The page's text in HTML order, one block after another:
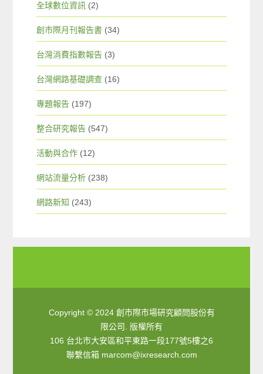
全球數位資訊 (2)
創市際月刊報告書 (34)
台灣消費指數報告 (3)
台灣網路基礎調查 (16)
專題報告 (197)
整合研究報告 (547)
活動與合作 (12)
網站流量分析 (238)
網路新知 (243)
Copyright © 2024 創市際市場研究顧問股份有
限公司. 版權所有
106 台北市大安區和平東路一段177號5樓之6
聯繫信箱 marcom@ixresearch.com